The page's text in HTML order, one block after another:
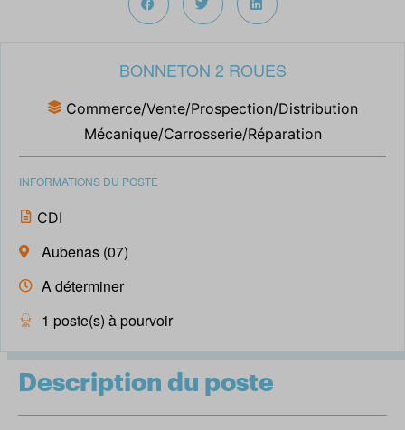
BONNETON 2 ROUES
Commerce/Vente/Prospection/Distribution
Mécanique/Carrosserie/Réparation
INFORMATIONS DU POSTE
CDI
Aubenas (07)
A déterminer
1 poste(s) à pourvoir
Description du poste